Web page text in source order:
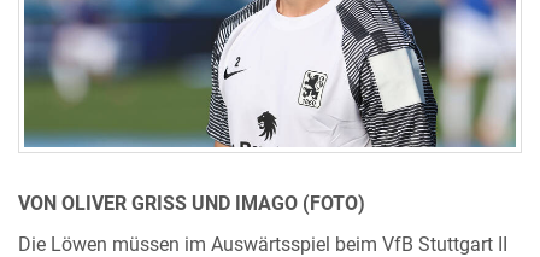
VON OLIVER GRISS UND IMAGO (FOTO)
Die Löwen müssen im Auswärtsspiel beim VfB Stuttgart II